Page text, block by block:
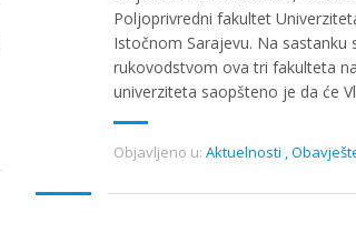
Poljoprivredni fakultet
Istočnom Sarajevu. Na sastanku
rukovodstvom ova tri fakulteta
univerziteta saopšteno je da će
Objavljeno u: Aktuelnosti ,